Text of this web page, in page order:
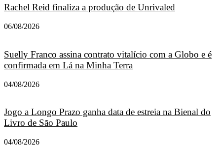
Rachel Reid finaliza a produção de Unrivaled
06/08/2026
Suelly Franco assina contrato vitalício com a Globo e é
confirmada em Lá na Minha Terra
04/08/2026
Jogo a Longo Prazo ganha data de estreia na Bienal do
Livro de São Paulo
04/08/2026